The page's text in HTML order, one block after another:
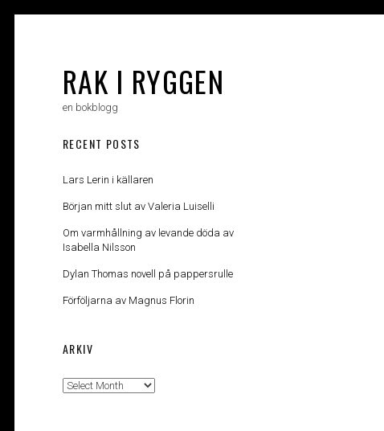
RAK I RYGGEN
en bokblogg
RECENT POSTS
Lars Lerin i källaren
Början mitt slut av Valeria Luiselli
Om varmhållning av levande döda av
Isabella Nilsson
Dylan Thomas novell på pappersrulle
Förföljarna av Magnus Florin
ARKIV
Arkiv